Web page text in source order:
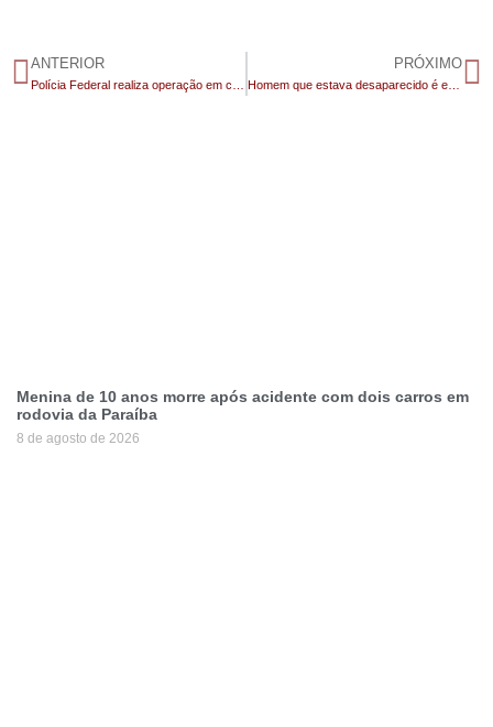
ANTERIOR
Polícia Federal realiza operação em cidade do Cariri e em Campina Grande e prende gestores de criptomoedas
PRÓXIMO
Homem que estava desaparecido é encontrado morto na zona rural de Juazeirinho
Menina de 10 anos morre após acidente com dois carros em
rodovia da Paraíba
8 de agosto de 2026